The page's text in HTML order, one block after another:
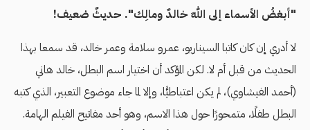
"أبغضُ الأسماء إلى اللهِ خالدٌ ومالِك". حديثٌ ضعيف!
لا أدري إن كان كاتبا السيناريو، عمرو سلامة وعمر خالد، قد سمعا بهذا
الحديث من قبل أم لا. لكن المؤكد أن اختيار اسم البطل، خالد هاني
(أحمد الفيشاوي)، لم يكن اعتباطيًّا، وإلا لما جاء موضوع التعبير، الذي كتبه
البطل طفلًا، متمحورًا حول هذا الاسم، وهو أحد مفاتيح الفيلم الهامة.